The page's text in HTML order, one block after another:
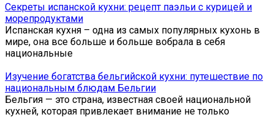
Секреты испанской кухни: рецепт паэльи с курицей и
морепродуктами
Испанская кухня – одна из самых популярных кухонь в
мире, она все больше и больше вобрала в себя
национальные
Изучение богатства бельгийской кухни: путешествие по
национальным блюдам Бельгии
Бельгия — это страна, известная своей национальной
кухней, которая привлекает внимание не только